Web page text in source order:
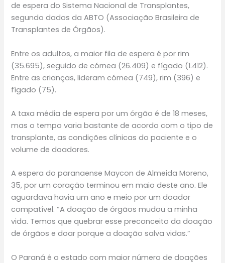
de espera do Sistema Nacional de Transplantes,
segundo dados da ABTO (Associação Brasileira de
Transplantes de Órgãos).
Entre os adultos, a maior fila de espera é por rim
(35.695), seguido de córnea (26.409) e fígado (1.412).
Entre as crianças, lideram córnea (749), rim (396) e
fígado (75).
A taxa média de espera por um órgão é de 18 meses,
mas o tempo varia bastante de acordo com o tipo de
transplante, as condições clínicas do paciente e o
volume de doadores.
A espera do paranaense Maycon de Almeida Moreno,
35, por um coração terminou em maio deste ano. Ele
aguardava havia um ano e meio por um doador
compatível. “A doação de órgãos mudou a minha
vida. Temos que quebrar esse preconceito da doação
de órgãos e doar porque a doação salva vidas.”
O Paraná é o estado com maior número de doações